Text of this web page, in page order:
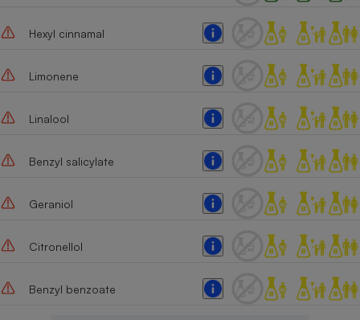
Hexyl cinnamal
Limonene
Linalool
Benzyl salicylate
Geraniol
Citronellol
Benzyl benzoate